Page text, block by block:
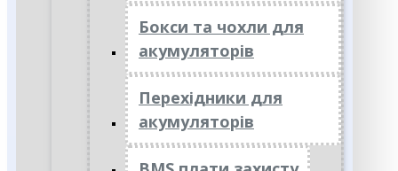
Бокси та чохли для
акумуляторів
Перехідники для
акумуляторів